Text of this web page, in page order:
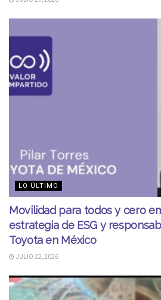
LO ÚLTIMO
Movilidad para todos y cero
estrategia de ESG y
Toyota en México
JULIO 22, 2026